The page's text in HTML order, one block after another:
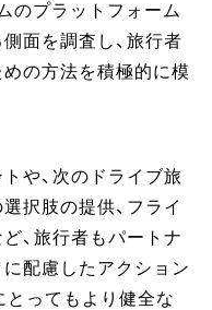
のプラットフォーム
面を調査し、旅行者
の方法を積極的に模
や、次のドライブ旅
択肢の提供、フライ
、旅行者もパートナ
配慮したアクション
とってもより健全な